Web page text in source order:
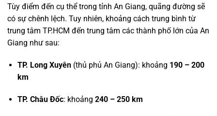
Tùy điểm đến cụ thể trong tỉnh An Giang, quãng đường sẽ
có sự chênh lệch. Tuy nhiên, khoảng cách trung bình từ
trung tâm TP.HCM đến trung tâm các thành phố lớn của An
Giang như sau:
TP. Long Xuyên(thủ phủ An Giang): khoảng 190 – 200
km
TP. Châu Đốc: khoảng 240 – 250 km